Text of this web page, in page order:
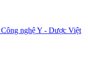
nghệ Y - Dược Việt